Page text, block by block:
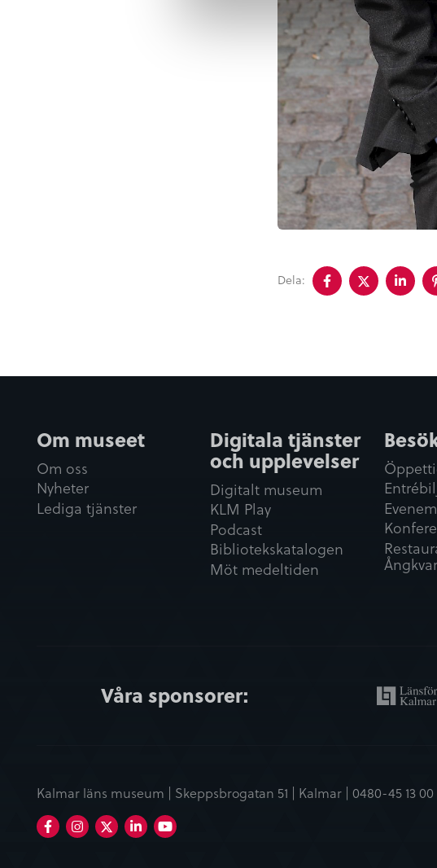
Dela:
Dela
på
Dela
på
på
Om museet
Om oss
Nyheter
Lediga tjänster
Digitala tjänster
och upplevelser
Digitalt museum
KLM Play
Podcast
Bibliotekskatalogen
Möt medeltiden
Våra sponsorer:
Kalmar läns museum | Skeppsbrogatan 51 | Kalmar | 0480-45 13 00
FacebookInstagramLinkedIn